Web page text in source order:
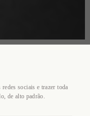
sociais e trazer toda
de alto padrão.